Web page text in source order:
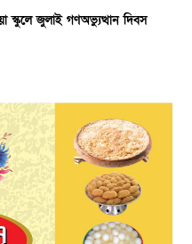
স্কুলে জুলাই গণঅভ্যুত্থান দিবস